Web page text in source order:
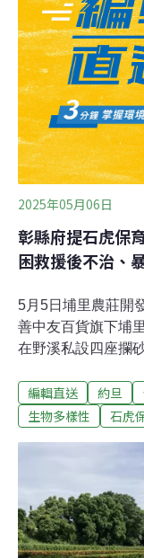
2025年05月06日
彰縣府提石虎保
困救援後不治、
5月5日埔里農莊開
善中友百貨旗下埔
在野溪私設四座攔
年8月南投縣府要
仍未處理，造成地
確，要求限期改善
育自治條例送審
黨籍彰化縣議員吳
自治條例草案」送
足，建議送小組審
編輯直送 約旦
生物多樣性
石虎